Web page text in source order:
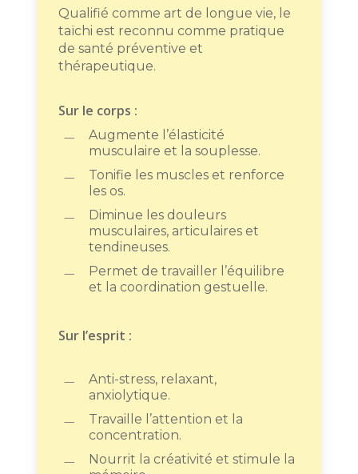
Qualifié comme art de longue vie, le
taïchi est reconnu comme pratique
de santé préventive et
thérapeutique.
Sur le corps :
Augmente l’élasticité
musculaire et la souplesse.
Tonifie les muscles et renforce
les os.
Diminue les douleurs
musculaires, articulaires et
tendineuses.
Permet de travailler l’équilibre
et la coordination gestuelle.
Sur l’esprit :
Anti-stress, relaxant,
anxiolytique.
Travaille l’attention et la
concentration.
Nourrit la créativité et stimule la